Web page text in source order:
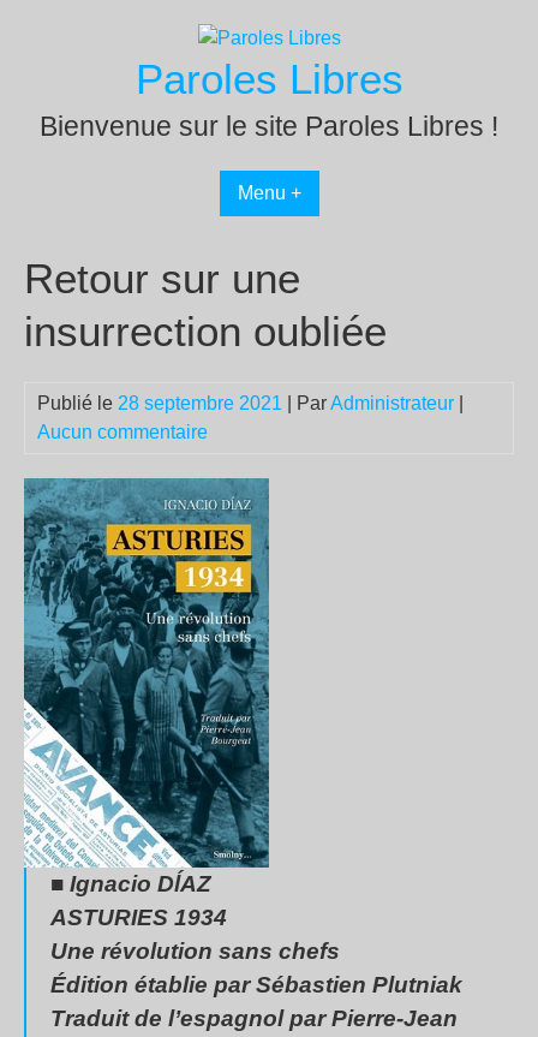
Paroles Libres
Bienvenue sur le site Paroles Libres !
Menu +
Retour sur une
insurrection oubliée
Publié le 28 septembre 2021 | ParAdministrateur
Aucun commentaire
■ Ignacio DĺAZ
ASTURIES 1934
Une révolution sans chefs
Édition établie par Sébastien Plutniak
Traduit de l’espagnol par Pierre-Jean